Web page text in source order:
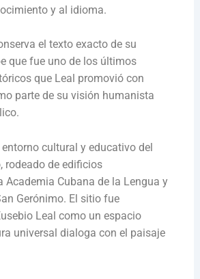
y al idioma.
el texto exacto de su
que fue uno de los últimos
que Leal promovió con
parte de su visión humanista
cultural y educativo del
rodeado de edificios
Academia Cubana de la Lengua y
Gerónimo. El sitio fue
Leal como un espacio
universal dialoga con el paisaje